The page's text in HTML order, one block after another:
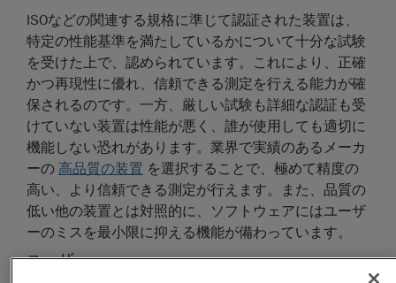
ISOなどの関連する規格に準じて認証された装置は、
特定の性能基準を満たしているかについて十分な試験
を受けた上で、認められています。これにより、正確
かつ再現性に優れ、信頼できる測定を行える能力が確
保されるのです。一方、厳しい試験も詳細な認証も受
けていない装置は性能が悪く、誰が使用しても適切に
機能しない恐れがあります。業界で実績のあるメーカ
ーの 高品質の装置 を選択することで、極めて精度の
高い、より信頼できる測定が行えます。また、品質の
低い他の装置とは対照的に、ソフトウェアにはユーザ
ーのミスを最小限に抑える機能が備わっています。
ユーザー